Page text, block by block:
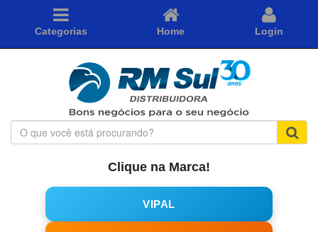
Categorias Home Login
O
que
procurando?
Clique na Marca!
VIPAL